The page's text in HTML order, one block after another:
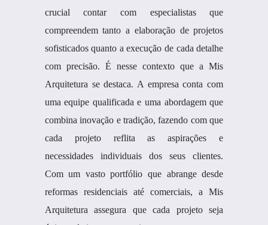
crucial contar com especialistas que
compreendem tanto a elaboração de projetos
sofisticados quanto a execução de cada detalhe
com precisão. É nesse contexto que a Mis
Arquitetura se destaca. A empresa conta com
uma equipe qualificada e uma abordagem que
combina inovação e tradição, fazendo com que
cada projeto reflita as aspirações e
necessidades individuais dos seus clientes.
Com um vasto portfólio que abrange desde
reformas residenciais até comerciais, a Mis
Arquitetura assegura que cada projeto seja